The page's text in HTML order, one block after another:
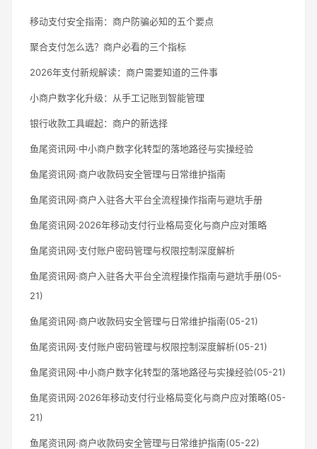
移动支付安全指南：商户防骗必知的五个要点
聚合支付怎么选？商户必看的三个指标
2026年支付新规解读：商户需要知道的三件事
小商户数字化升级：从手工记账到智能管理
银行收款工具崛起：商户的新选择
鱼尾资讯网·中小商户数字化转型的落地路径与实操经验
鱼尾资讯网·商户收款码安全管理与日常维护指南
鱼尾资讯网·商户入驻各大平台全流程操作指南与避坑手册
鱼尾资讯网·2026年移动支付行业格局变化与商户应对策略
鱼尾资讯网·支付账户密码管理与权限控制深度解析
鱼尾资讯网·商户入驻各大平台全流程操作指南与避坑手册(05-
21)
鱼尾资讯网·商户收款码安全管理与日常维护指南(05-21)
鱼尾资讯网·支付账户密码管理与权限控制深度解析(05-21)
鱼尾资讯网·中小商户数字化转型的落地路径与实操经验(05-21)
鱼尾资讯网·2026年移动支付行业格局变化与商户应对策略(05-
21)
鱼尾资讯网·商户收款码安全管理与日常维护指南(05-22)